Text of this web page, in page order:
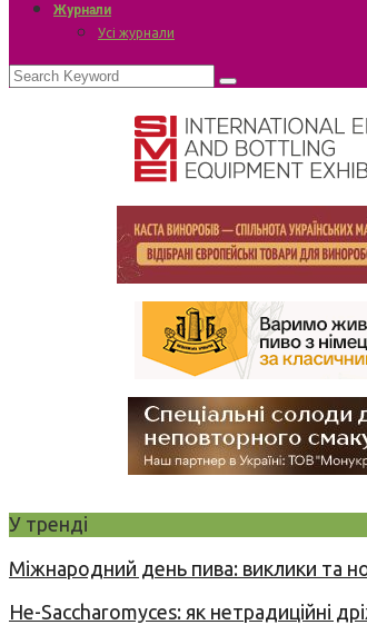
Журнали
Усі журнали
У тренді
Міжнародний день пива: виклики та
Не-Saccharomyces: як нетрадиційні